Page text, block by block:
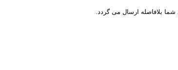
بلافاصله ارسال می گردد.